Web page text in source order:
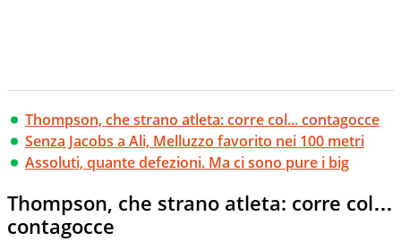
Thompson, che strano atleta: corre col... contagocce
Senza Jacobs a Ali, Melluzzo favorito nei 100 metri
Assoluti, quante defezioni. Ma ci sono pure i big
Thompson, che strano atleta: corre col…
contagocce